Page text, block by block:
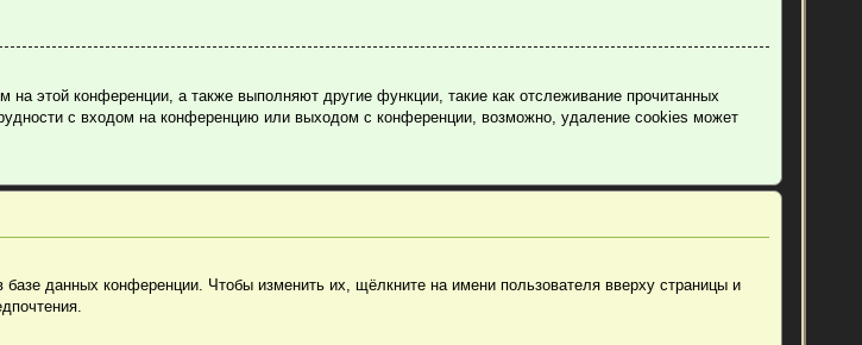
этой конференции, а также выполняют другие функции, такие как отслеживание прочитанных
с входом на конференцию или выходом с конференции, возможно, удаление cookies может
данных конференции. Чтобы изменить их, щёлкните на имени пользователя вверху страницы и